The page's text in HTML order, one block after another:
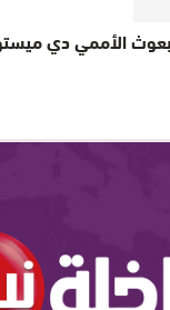
الأممي دي